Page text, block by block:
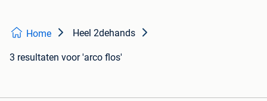
Home Heel 2dehands
3 resultaten voor 'arco flos'